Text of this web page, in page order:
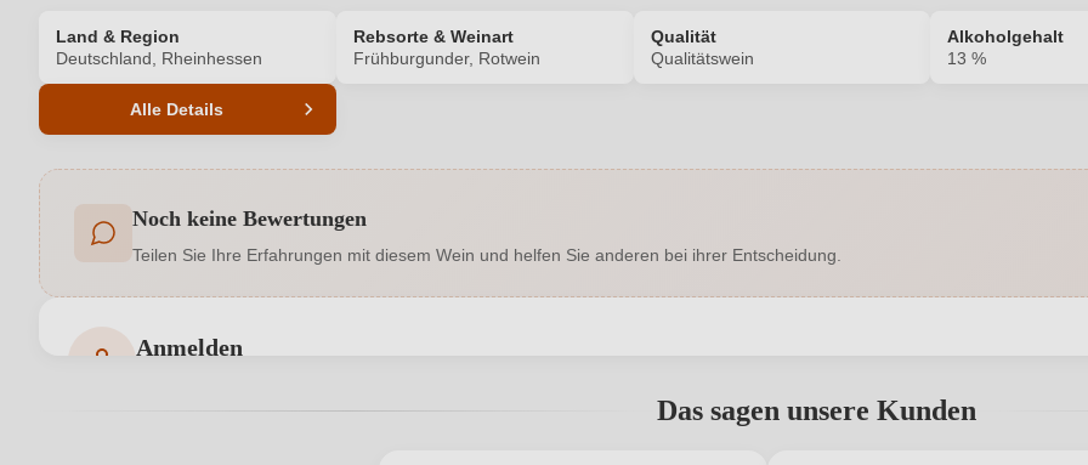
Land & Region
Deutschland, Rheinhessen
Rebsorte & Weinart
Frühburgunder, Rotwein
Qualität
Qualitätswein
Alkoholgehalt
13 %
Alle Details
Allergene
Bio
Noch keine Bewertungen
Teilen Sie Ihre Erfahrungen mit diesem Wein und helfen Sie anderen bei ihrer Entscheidung.
Anmelden
Das sagen unsere Kunden